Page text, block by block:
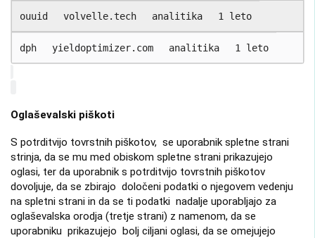
ouuid volvelle.tech analitika 1 leto
dph yieldoptimizer.com analitika 1 leto
Oglaševalski piškoti
S potrditvijo tovrstnih piškotov, se uporabnik spletne strani
strinja, da se mu med obiskom spletne strani prikazujejo
oglasi, ter da uporabnik s potrditvijo tovrstnih piškotov
dovoljuje, da se zbirajo določeni podatki o njegovem vedenju
na spletni strani in da se ti podatki nadalje uporabljajo za
oglaševalska orodja (tretje strani) z namenom, da se
uporabniku prikazujejo bolj ciljani oglasi, da se omejujejo